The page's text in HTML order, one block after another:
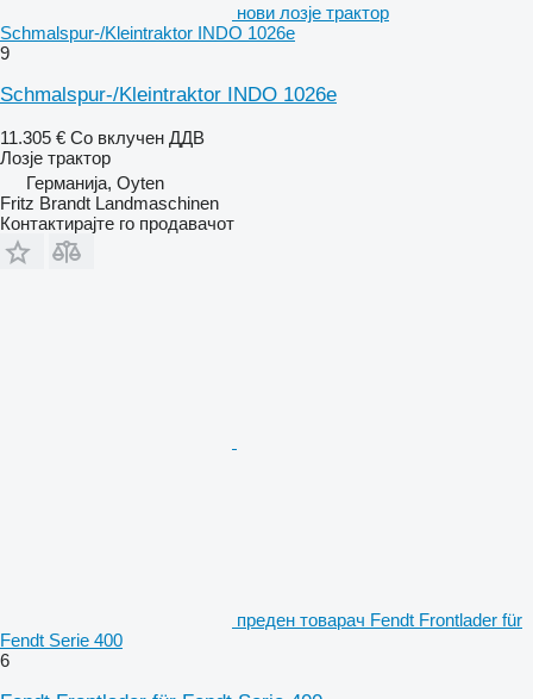
нови лозје трактор
Schmalspur-/Kleintraktor INDO 1026e
9
Schmalspur-/Kleintraktor INDO 1026e
11.305 € Со вклучен ДДВ
Лозје трактор
Германија, Oyten
Fritz Brandt Landmaschinen
Контактирајте го продавачот
преден товарач Fendt Frontlader für
Fendt Serie 400
6